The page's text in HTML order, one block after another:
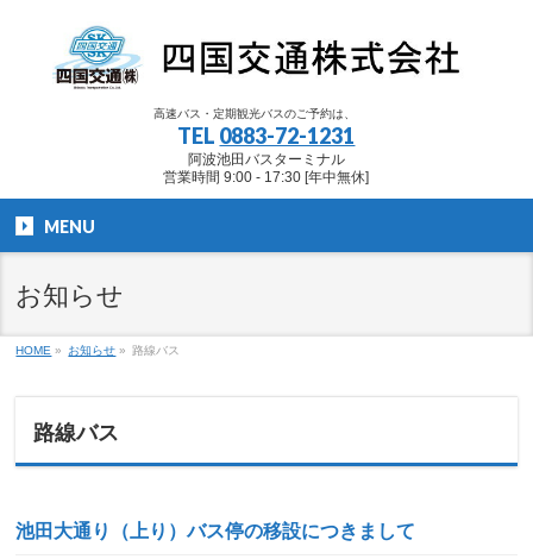
高速バス・定期観光バスのご予約は、
TEL 0883-72-1231
阿波池田バスターミナル
営業時間 9:00 - 17:30 [年中無休]
MENU
お知らせ
HOME » お知らせ » 路線バス
路線バス
池田大通り（上り）バス停の移設につきまして